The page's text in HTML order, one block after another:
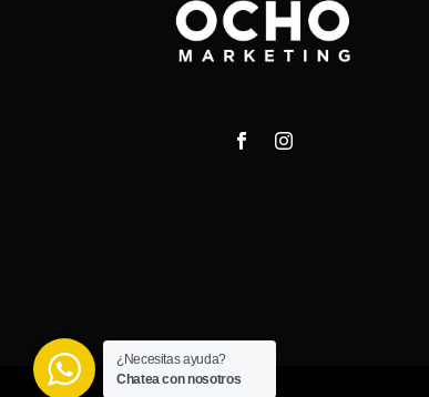
¿Necesitas ayuda?
Chatea con nosotros